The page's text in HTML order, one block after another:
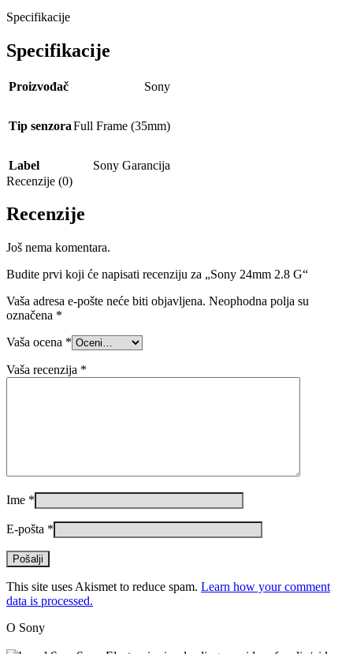
Specifikacije
Specifikacije
Proizvođač Sony
Tip senzoraFull Frame (35mm)
Label
Sony Garancija
Recenzije (0)
Recenzije
Još nema komentara.
Budite prvi koji će napisati recenziju za „Sony 24mm 2.8 G“
Vaša adresa e-pošte neće biti objavljena. Neophodna polja su
označena *
Vaša ocena *
Vaša recenzija *
Ime *
E-pošta *
This site uses Akismet to reduce spam. Learn how your comment
data is processed.
O Sony